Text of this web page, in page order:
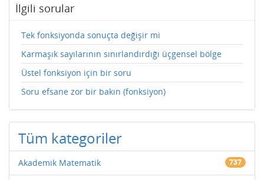
İlgili sorular
Tek fonksiyonda sonuçta değişir mi
Karmaşık sayılarının sınırlandırdığı üçgensel bölge
Üstel fonksiyon için bir soru
Soru efsane zor bir bakın (fonksiyon)
Tüm kategoriler
Akademik Matematik 737